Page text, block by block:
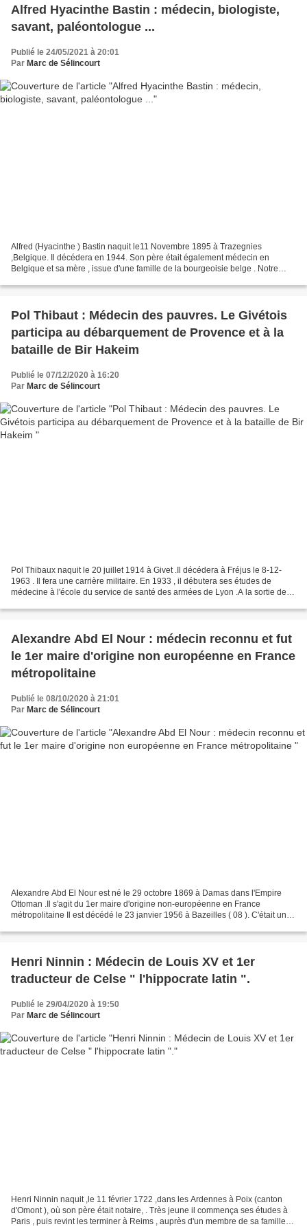
Alfred Hyacinthe Bastin : médecin, biologiste,
savant, paléontologue ...
Publié le 24/05/2021 à 20:01
Par Marc de Sélincourt
Alfred (Hyacinthe ) Bastin naquit le11 Novembre 1895 à Trazegnies
,Belgique. Il décédera en 1944. Son père était également médecin en
Belgique et sa mère , issue d'une famille de la bourgeoisie belge . Notre
Pol Thibaut : Médecin des pauvres. Le Givétois
participa au débarquement de Provence et à la
bataille de Bir Hakeim
Publié le 07/12/2020 à 16:20
Par Marc de Sélincourt
Pol Thibaux naquit le 20 juillet 1914 à Givet .Il décédera à Fréjus le 8-12-
1963 . Il fera une carrière militaire. En 1933 , il débutera ses études de
médecine à l'école du service de santé des armées de Lyon .A la sortie de
Alexandre Abd El Nour : médecin reconnu et fut
le 1er maire d'origine non européenne en France
métropolitaine
Publié le 08/10/2020 à 21:01
Par Marc de Sélincourt
Alexandre Abd El Nour est né le 29 octobre 1869 à Damas dans l'Empire
Ottoman .Il s'agit du 1er maire d'origine non-européenne en France
métropolitaine Il est décédé le 23 janvier 1956 à Bazeilles ( 08 ). C'était un
Henri Ninnin : Médecin de Louis XV et 1er
traducteur de Celse " l'hippocrate latin ".
Publié le 29/04/2020 à 19:50
Par Marc de Sélincourt
Henri Ninnin naquit ,le 11 février 1722 ,dans les Ardennes à Poix (canton
d'Omont ), où son père était notaire, . Très jeune il commença ses études à
Paris , puis revint les terminer à Reims , auprès d'un membre de sa famille